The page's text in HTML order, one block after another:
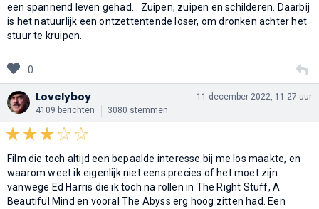
een spannend leven gehad... Zuipen, zuipen en schilderen. Daarbij
is het natuurlijk een ontzettentende loser, om dronken achter het
stuur te kruipen.
0
Lovelyboy
4109 berichten 3080 stemmen
11 december 2022, 11:27 uur
Film die toch altijd een bepaalde interesse bij me los maakte, en
waarom weet ik eigenlijk niet eens precies of het moet zijn
vanwege Ed Harris die ik toch na rollen in The Right Stuff, A
Beautiful Mind en vooral The Abyss erg hoog zitten had. Een